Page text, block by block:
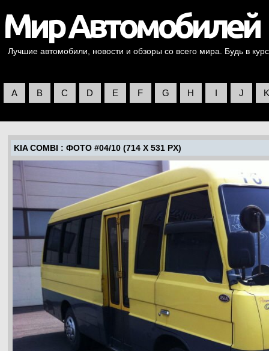
Лучшие автомобили, новости и обзоры со всего мира. Будь в
A B C D E F G H I J K
KIA COMBI : ФОТО #04/10 (714 X 531 PX)